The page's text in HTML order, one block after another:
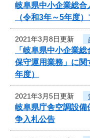
岐阜県中小企業総合
（令和3年～5年度
2021年3月8日更新
「岐阜県中小企業
保守運用業務」に
年度）
2021年3月5日更新
岐阜県庁舎空調設備
争入札公告